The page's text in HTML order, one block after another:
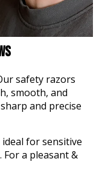
safety razors
smooth, and
and precise
ideal for sensitive
a pleasant &